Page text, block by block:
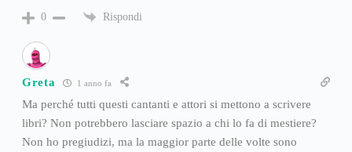
0 Rispondi
Greta 1 anno fa
Ma perché tutti questi cantanti e attori si mettono a scrivere
libri? Non potrebbero lasciare spazio a chi lo fa di mestiere?
Non ho pregiudizi, ma la maggior parte delle volte sono